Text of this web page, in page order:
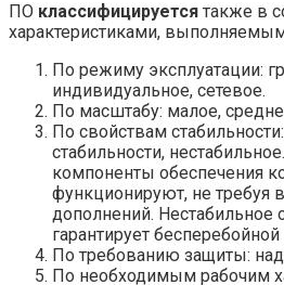
ПО классифицируется также в
характеристиками,
По режиму эксплуатации:
индивидуальное, сетевое.
По масштабу: малое,
По свойствам
стабильности,
компоненты обеспечения
функционируют, не требуя
дополнений. Нестабильное
гарантирует
По требованию защиты:
По необходимым рабочим